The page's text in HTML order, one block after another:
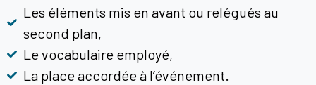
Les éléments mis en avant ou relégués au
second plan,
Le vocabulaire employé,
La place accordée à l’événement.